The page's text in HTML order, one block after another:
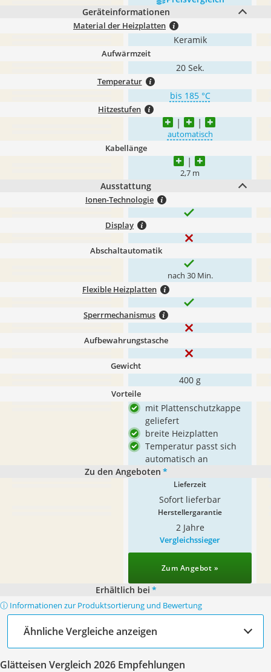
Geräteinformationen
Material der Heizplatten
Keramik
Aufwärmzeit
20 Sek.
Temperatur
bis 185 °C
Hitzestufen
automatisch
Kabellänge
2,7 m
Ausstattung
Ionen-Technologie
Display
Abschaltautomatik
nach 30 Min.
Flexible Heizplatten
Sperrmechanismus
Aufbewahrungstasche
Gewicht
400 g
Vorteile
mit Plattenschutzkappe
geliefert
breite Heizplatten
Temperatur passt sich
automatisch an
Zu den Angeboten *
Lieferzeit
Sofort lieferbar
Herstellergarantie
2 Jahre
Vergleichssieger
Zum Angebot »
Erhältlich bei *
ⓘ Informationen zur Produktsortierung und Bewertung
Ähnliche Vergleiche anzeigen
Glätteisen Vergleich 2026 Empfehlungen